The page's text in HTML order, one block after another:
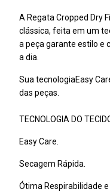
A Regata Cropped Dry
clássica, feita em um
a peça garante estilo e
a dia.
Sua tecnologiaEasy
das peças.
TECNOLOGIA DO
Easy Care.
Secagem Rápida.
Ótima Respirabilidade